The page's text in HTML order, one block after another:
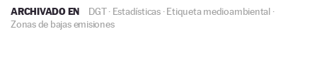
ARCHIVADO EN DGT· Estadísticas·Etiqueta medioambiental·
Zonas de bajas emisiones